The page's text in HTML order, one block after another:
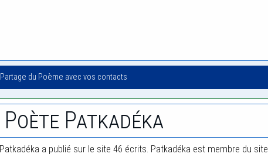
Partage du Poème avec vos contacts
Poète Patkadéka
Patkadéka a publié sur le site 46 écrits. Patkadéka est membre du site